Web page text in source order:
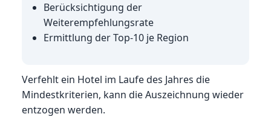
Berücksichtigung der
Weiterempfehlungsrate
Ermittlung der Top-10 je Region
Verfehlt ein Hotel im Laufe des Jahres die
Mindestkriterien, kann die Auszeichnung wieder
entzogen werden.